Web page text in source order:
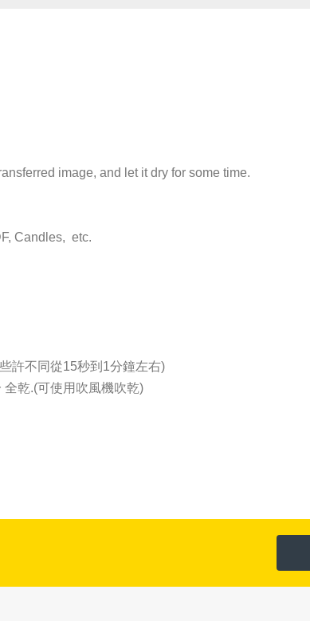
image, and let it dry for some time.
Candles, etc.
許不同從15秒到1分鐘左右)
乾.(可使用吹風機吹乾)